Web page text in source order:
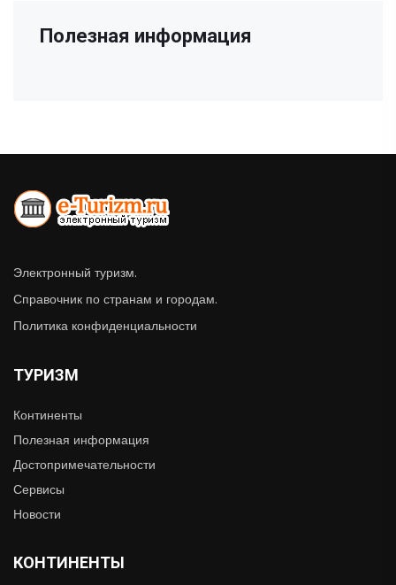
Полезная информация
Электронный туризм.
Справочник по странам и городам.
Политика конфиденциальности
ТУРИЗМ
Континенты
Полезная информация
Достопримечательности
Сервисы
Новости
КОНТИНЕНТЫ